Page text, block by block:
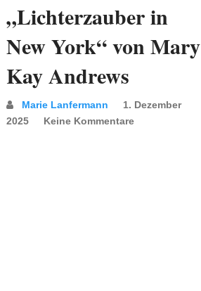
„Lichterzauber in
New York“ von Mary
Kay Andrews
Marie Lanfermann
1. Dezember
2025
Keine Kommentare